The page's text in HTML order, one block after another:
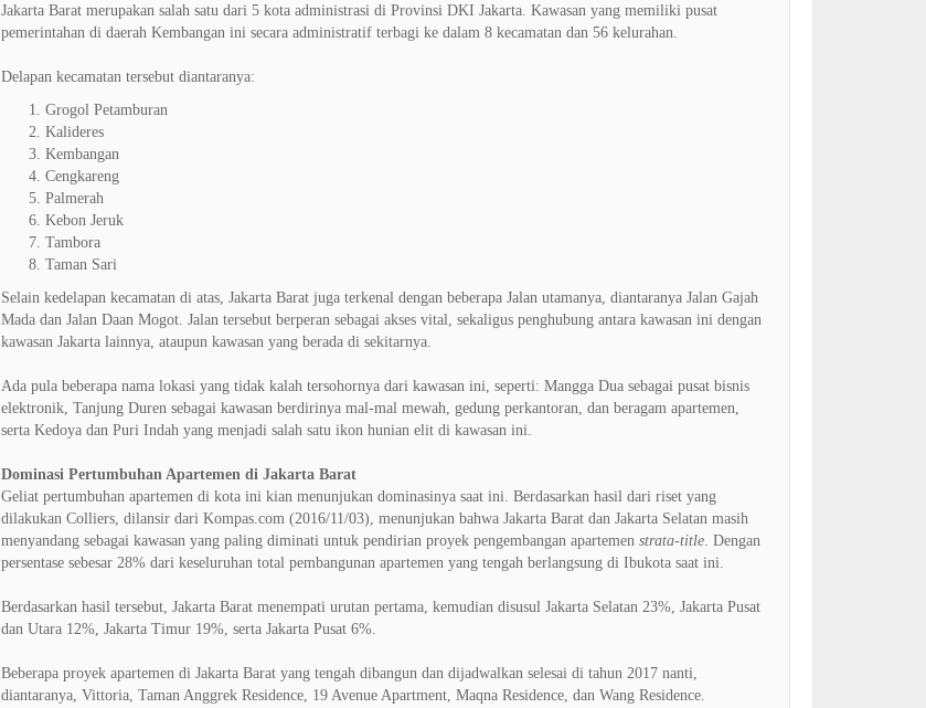
Jakarta Barat merupakan salah satu dari 5 kota administrasi di Provinsi DKI Jakarta. Kawasan yang memiliki pusat
pemerintahan di daerah Kembangan ini secara administratif terbagi ke dalam 8 kecamatan dan 56 kelurahan.
Delapan kecamatan tersebut diantaranya:
Grogol Petamburan
Kalideres
Kembangan
Cengkareng
Palmerah
Kebon Jeruk
Tambora
Taman Sari
Selain kedelapan kecamatan di atas, Jakarta Barat juga terkenal dengan beberapa Jalan utamanya, diantaranya Jalan Gajah
Mada dan Jalan Daan Mogot. Jalan tersebut berperan sebagai akses vital, sekaligus penghubung antara kawasan ini dengan
kawasan Jakarta lainnya, ataupun kawasan yang berada di sekitarnya.
Ada pula beberapa nama lokasi yang tidak kalah tersohornya dari kawasan ini, seperti: Mangga Dua sebagai pusat bisnis
elektronik, Tanjung Duren sebagai kawasan berdirinya mal-mal mewah, gedung perkantoran, dan beragam apartemen,
serta Kedoya dan Puri Indah yang menjadi salah satu ikon hunian elit di kawasan ini.
Dominasi Pertumbuhan Apartemen di Jakarta Barat
Geliat pertumbuhan apartemen di kota ini kian menunjukan dominasinya saat ini. Berdasarkan hasil dari riset yang
dilakukan Colliers, dilansir dari Kompas.com (2016/11/03), menunjukan bahwa Jakarta Barat dan Jakarta Selatan masih
menyandang sebagai kawasan yang paling diminati untuk pendirian proyek pengembangan apartemen strata-title. Dengan
persentase sebesar 28% dari keseluruhan total pembangunan apartemen yang tengah berlangsung di Ibukota saat ini.
Berdasarkan hasil tersebut, Jakarta Barat menempati urutan pertama, kemudian disusul Jakarta Selatan 23%, Jakarta Pusat
dan Utara 12%, Jakarta Timur 19%, serta Jakarta Pusat 6%.
Beberapa proyek apartemen di Jakarta Barat yang tengah dibangun dan dijadwalkan selesai di tahun 2017 nanti,
diantaranya, Vittoria, Taman Anggrek Residence, 19 Avenue Apartment, Maqna Residence, dan Wang Residence.